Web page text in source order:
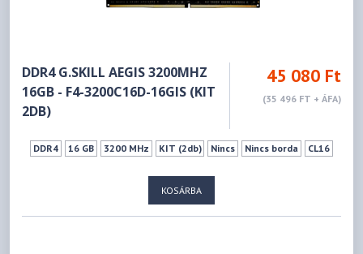
DDR4 G.SKILL AEGIS 3200MHZ
16GB - F4-3200C16D-16GIS (KIT
2DB)
45 080 Ft
(35 496 FT + ÁFA)
DDR4 16 GB 3200 MHz KIT (2db) Nincs Nincs borda CL16
KOSÁRBA